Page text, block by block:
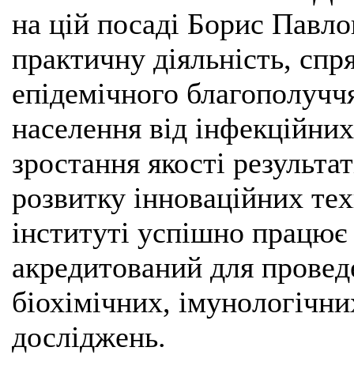
на цій посаді Борис
практичну діяльність,
епідемічного
населення від
зростання якості
розвитку інноваційних
інституті успішно
акредитований для
біохімічних,
досліджень.